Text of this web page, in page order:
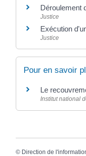
Déroulement
Justice
Exécution
Justice
Pour en savoir
Le
Institut national
© Direction de